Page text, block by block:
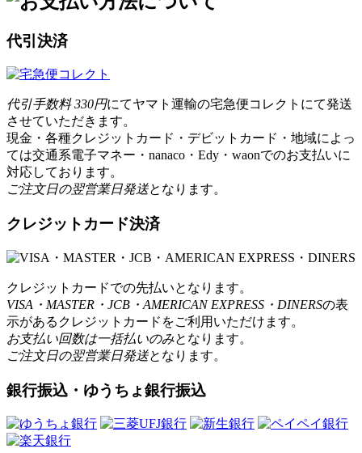
代引決済
代引手数料 330円にてヤマト運輸の宅急便コレクトにて発送
させていただきます。
現金・各種クレジットカード・デビットカード・地域によっ
ては交通系電子マネー・nanaco・Edy・waonでのお支払いに
対応しております。
ご注文日の翌営業日発送となります。
クレジットカード決済
クレジットカードでの先払いとなります。
VISA・MASTER・JCB・AMERICAN EXPRESS・DINERSの表
示があるクレジットカードをご利用いただけます。
お支払い回数は一括払いのみとなります。
ご注文日の翌営業日発送となります。
銀行振込・ゆうちょ銀行振込